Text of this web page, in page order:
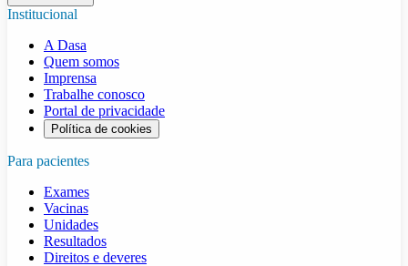
Institucional
A Dasa
Quem somos
Imprensa
Trabalhe conosco
Portal de privacidade
Política de cookies
Para pacientes
Exames
Vacinas
Unidades
Resultados
Direitos e deveres